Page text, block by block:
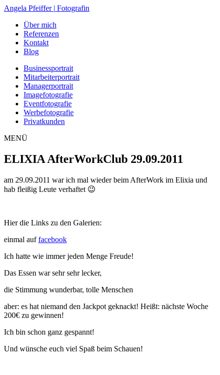
Zum
springen
Angela Pfeiffer | Fotografin
Über mich
Referenzen
Kontakt
Blog
Businessportrait
Mitarbeiterportrait
Managerportrait
Imagefotografie
Eventfotografie
Werbefotografie
Privatkunden
MENÜ
ELIXIA AfterWorkClub 29.09.2011
am 29.09.2011 war ich mal wieder beim AfterWork im Elixia und
hab fleißig Leute verhaftet 😉
Hier die Links zu den Galerien:
einmal auffacebook
Ich hatte wie immer jeden Menge Freude!
Das Essen war sehr sehr lecker,
die Stimmung wunderbar, tolle Menschen
aber: es hat niemand den Jackpot geknackt! Heißt: nächste Woche
200€ zu gewinnen!
Ich bin schon ganz gespannt!
Und wünsche euch viel Spaß beim Schauen!